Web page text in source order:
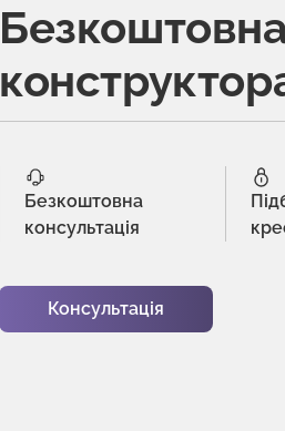
Безкоштовна
консультація
Консультація